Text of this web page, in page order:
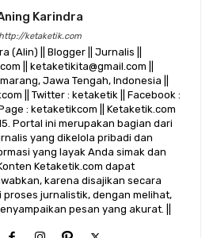
Karindra
http://ketaketik.com
(Alin) || Blogger || Jurnalis ||
|| ketaketikita@gmail.com ||
Jawa Tengah, Indonesia ||
|| Twitter : ketaketik || Facebook :
: ketaketikcom || Ketaketik.com
Portal ini merupakan bagian dari
yang dikelola pribadi dan
yang layak Anda simak dan
Ketaketik.com dapat
karena disajikan secara
jurnalistik, dengan melihat,
pesan yang akurat. ||